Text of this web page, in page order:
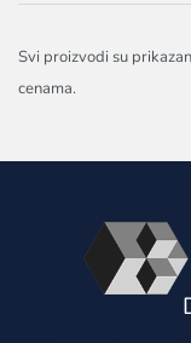
Svi proizvodi su
cenama.